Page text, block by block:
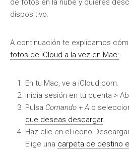
de fotos en la nube y quieres
dispositivo.
A continuación te explicamos
fotos de iCloud a la vez en Mac:
En tu Mac, ve a iCloud.com.
Inicia sesión en tu cuenta >
Pulsa Comando + A o
que deseas descargar.
Haz clic en el icono
Elige una carpeta de destino